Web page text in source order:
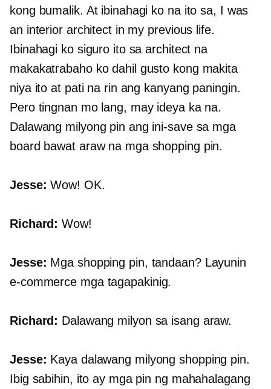
kong bumalik. At ibinahagi ko na ito sa, I was
an interior architect in my previous life.
Ibinahagi ko siguro ito sa architect na
makakatrabaho ko dahil gusto kong makita
niya ito at pati na rin ang kanyang paningin.
Pero tingnan mo lang, may ideya ka na.
Dalawang milyong pin ang ini-save sa mga
board bawat araw na mga shopping pin.
Jesse: Wow! OK.
Richard: Wow!
Jesse: Mga shopping pin, tandaan? Layunin
e-commerce mga tagapakinig.
Richard: Dalawang milyon sa isang araw.
Jesse: Kaya dalawang milyong shopping pin.
Ibig sabihin, ito ay mga pin ng mahahalagang